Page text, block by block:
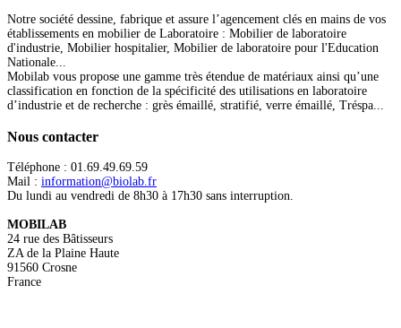
Notre société dessine, fabrique et assure l’agencement clés en mains de vos
établissements en mobilier de Laboratoire : Mobilier de laboratoire
d'industrie, Mobilier hospitalier, Mobilier de laboratoire pour l'Education
Nationale...
Mobilab vous propose une gamme très étendue de matériaux ainsi qu’une
classification en fonction de la spécificité des utilisations en laboratoire
d’industrie et de recherche : grès émaillé, stratifié, verre émaillé, Tréspa...
Nous contacter
Téléphone : 01.69.49.69.59
Mail : information@biolab.fr
Du lundi au vendredi de 8h30 à 17h30 sans interruption.
MOBILAB
24 rue des Bâtisseurs
ZA de la Plaine Haute
91560 Crosne
France